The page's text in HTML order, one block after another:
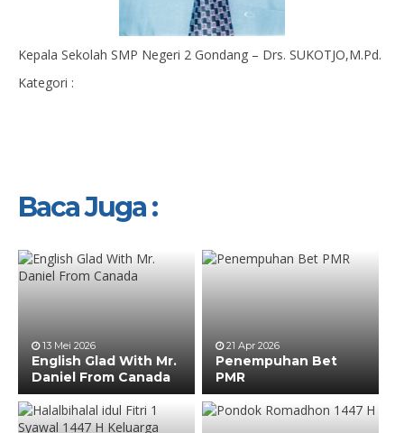
Kepala Sekolah SMP Negeri 2 Gondang – Drs. SUKOTJO,M.Pd.
Kategori :
Baca Juga :
13 Mei 2026
English Glad With Mr.
Daniel From Canada
21 Apr 2026
Penempuhan Bet
PMR